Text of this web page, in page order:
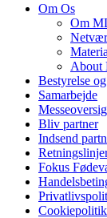
Om Os
Om
About
Bestyrelse
Samarbejde
Bliv partner
Indsend
Fokus
Cookiepolitik